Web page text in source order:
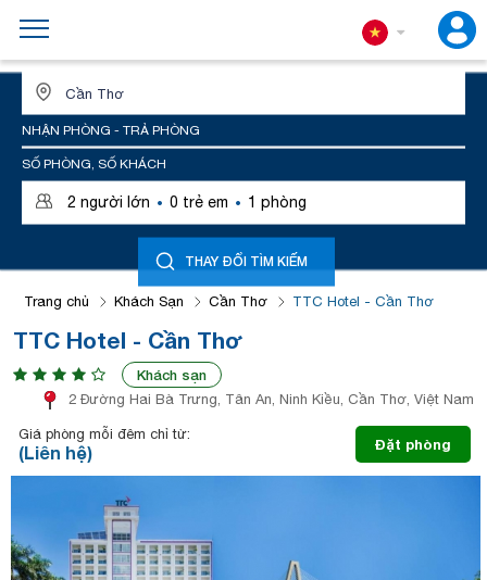
NHẬN PHÒNG - TRẢ PHÒNG
SỐ PHÒNG, SỐ KHÁCH
2 người lớn · 0 trẻ em · 1 phòng
THAY ĐỔI TÌM KIẾM
Trang chủ Khách Sạn Cần Thơ TTC Hotel - Cần Thơ
TTC Hotel - Cần Thơ
Khách sạn
2 Đường Hai Bà Trưng, Tân An, Ninh Kiều, Cần Thơ, Việt Nam
Giá phòng mỗi đêm chỉ từ:
(Liên hệ) Đặt phòng